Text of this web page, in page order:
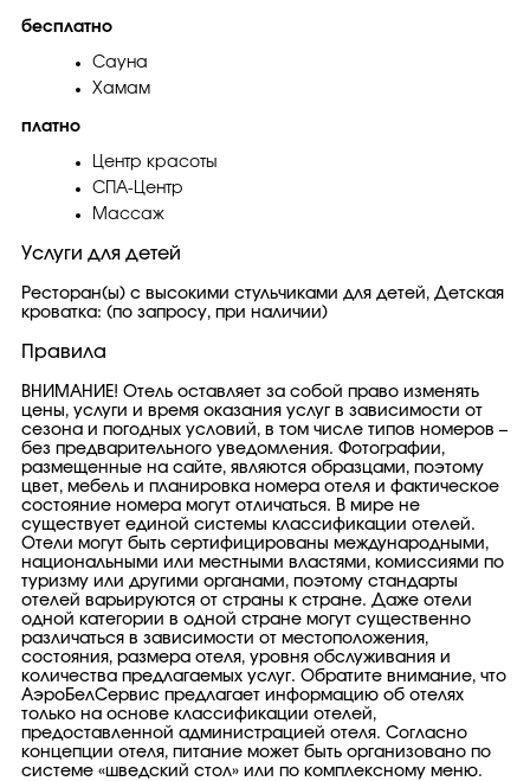
бесплатно
Сауна
Хамам
платно
Центр красоты
СПА-Центр
Массаж
Услуги для детей
Ресторан(ы) с высокими стульчиками для детей, Детская
кроватка: (по запросу, при наличии)
Правила
ВНИМАНИЕ! Отель оставляет за собой право изменять
цены, услуги и время оказания услуг в зависимости от
сезона и погодных условий, в том числе типов номеров –
без предварительного уведомления. Фотографии,
размещенные на сайте, являются образцами, поэтому
цвет, мебель и планировка номера отеля и фактическое
состояние номера могут отличаться. В мире не
существует единой системы классификации отелей.
Отели могут быть сертифицированы международными,
национальными или местными властями, комиссиями по
туризму или другими органами, поэтому стандарты
отелей варьируются от страны к стране. Даже отели
одной категории в одной стране могут существенно
различаться в зависимости от местоположения,
состояния, размера отеля, уровня обслуживания и
количества предлагаемых услуг. Обратите внимание, что
АэроБелСервис предлагает информацию об отелях
только на основе классификации отелей,
предоставленной администрацией отеля. Согласно
концепции отеля, питание может быть организовано по
системе «шведский стол» или по комплексному меню.